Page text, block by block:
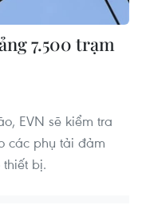
7.500 trạm
EVN sẽ kiểm tra
các phụ tải đảm
bị.